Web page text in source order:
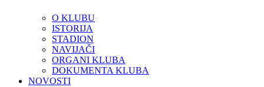
O KLUBU
ISTORIJA
STADION
NAVIJAČI
ORGANI KLUBA
DOKUMENTA KLUBA
NOVOSTI